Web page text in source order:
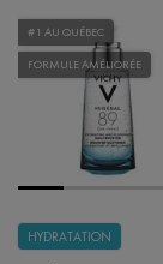
#1 AU QUÉBEC
FORMULE AMÉLIORÉE
HYDRATATION